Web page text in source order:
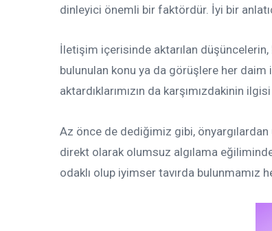
dinleyici önemli bir faktördür. İyi bir
İletişim içerisinde aktarılan
bulunulan konu ya da görüşlere her
aktardıklarımızın da karşımızdakinin
Az önce de dediğimiz gibi, önyargılardan
direkt olarak olumsuz algılama
odaklı olup iyimser tavırda bulunmamız